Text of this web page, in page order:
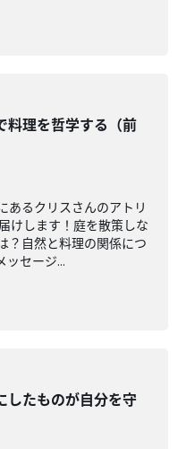
理を哲学する（前
あるクリスさんのアトリ
けします！庭を散策しな
？自然と料理の関係につ
ッセージ...
たものが自分を守